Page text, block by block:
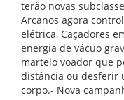
terão novas
Arcanos agora
elétrica, Caçadores
energia de vácuo
martelo voador que
distância ou desferir
corpo.- Nova